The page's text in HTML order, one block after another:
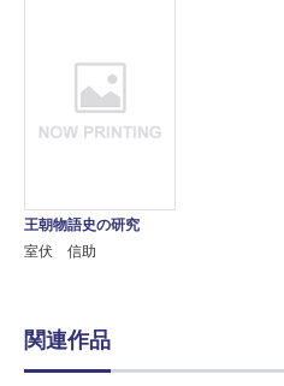
王朝物語史の研究
室伏 信助
関連作品